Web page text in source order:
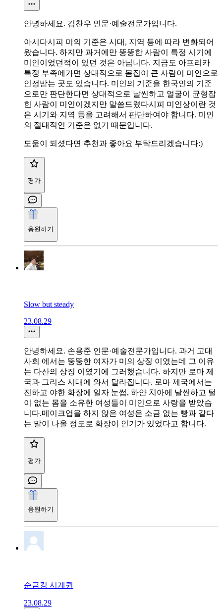
안녕하세요. 김찬우 인문·예술전문가입니다.
아시다시피 미의 기준은 시대, 지역 등에 따라 변화되어
왔습니다. 하지만 과거에만 뚱뚱한 사람이 특정 시기에
미인이었던적이 있던 것은 아닙니다. 지금도 아프리카
특정 부족에가면 상대적으로 몸집이 큰 사람이 미인으로
인정받는 곳도 있습니다. 미인의 기준을 한국인의 기준
으로만 판단한다면 상대적으로 날씬하고 얼굴이 균형잡
힌 사람이 미인이겠지만 말씀드렸다시피 미인상이란 것
은 시기와 지역 등을 고려해서 판단하여야 합니다. 미인
의 절대적인 기준은 없기 때문입니다.
도움이 되셨다면 추천과 좋아요 부탁드리겠습니다:)
평가
응원하기
Slow but steady
23.08.29
안녕하세요. 손용준 인문·예술전문가입니다. 과거 고대
사회 에서는 뚱뚱한 여자가 미의 상징 이였는데 그 이유
는 다산의 상징 이였기에 그러했습니다. 하지만 로마 제
국과 그리스 시대에 와서 달라집니다. 로마 제국에서는
진하고 야한 화장에 일자 눈썹, 하얀 치아에 날씬하고 털
이 없는 몸을 소유한 여성들이 미인으로 사랑을 받았습
니다.메이크업을 하지 않은 여성은 소금 없는 빵과 같다
는 말이 나올 정도로 화장이 인기가 있었다고 합니다.
평가
응원하기
순금킹 시계퀸
23.08.29